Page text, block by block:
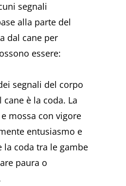
segnali
alla parte del
dal cane per
essere:
segnali del corpo
è la coda. La
mossa con vigore
entusiasmo e
la coda tra le gambe
paura o